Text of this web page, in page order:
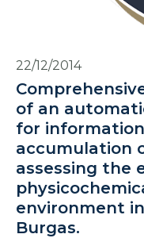
22/12/2014
of an
for
accumulation
assessing the
environment
Burgas.